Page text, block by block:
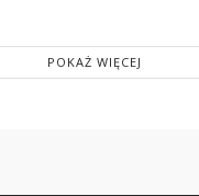
POKAŻ WIĘCEJ